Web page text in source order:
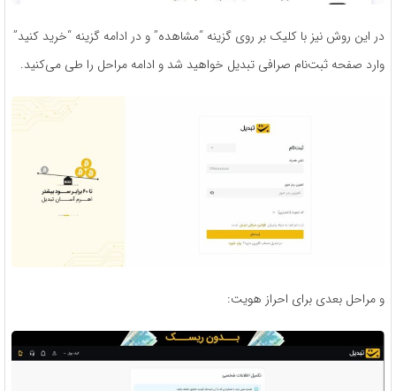
در این روش نیز با کلیک بر روی گزینه “مشاهده” و در ادامه گزینه “خرید کنید”
وارد صفحه ثبت‌نام صرافی تبدیل خواهید شد و ادامه مراحل را طی می‌کنید.
و مراحل بعدی برای احراز هویت: